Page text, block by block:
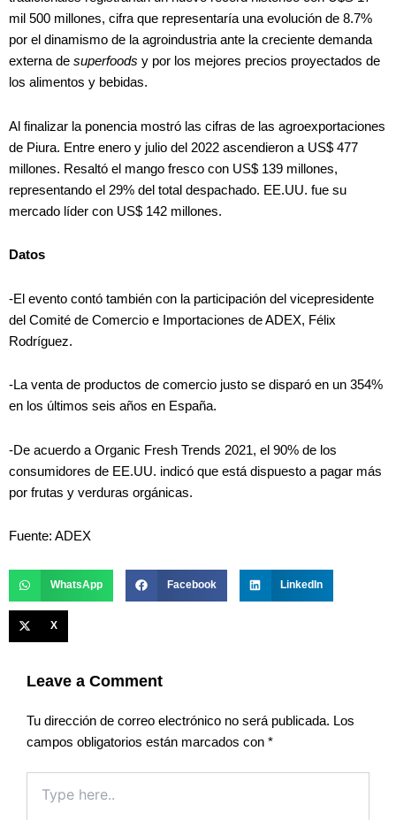
mil 500 millones, cifra que representaría una evolución de 8.7%
por el dinamismo de la agroindustria ante la creciente demanda
externa de superfoods y por los mejores precios proyectados de
los alimentos y bebidas.
Al finalizar la ponencia mostró las cifras de las agroexportaciones
de Piura. Entre enero y julio del 2022 ascendieron a US$ 477
millones. Resaltó el mango fresco con US$ 139 millones,
representando el 29% del total despachado. EE.UU. fue su
mercado líder con US$ 142 millones.
Datos
-El evento contó también con la participación del vicepresidente
del Comité de Comercio e Importaciones de ADEX, Félix
Rodríguez.
-La venta de productos de comercio justo se disparó en un 354%
en los últimos seis años en España.
-De acuerdo a Organic Fresh Trends 2021, el 90% de los
consumidores de EE.UU. indicó que está dispuesto a pagar más
por frutas y verduras orgánicas.
Fuente: ADEX
WhatsApp Facebook LinkedIn
X
Leave a Comment
Tu dirección de correo electrónico no será publicada. Los
campos obligatorios están marcados con *
here..